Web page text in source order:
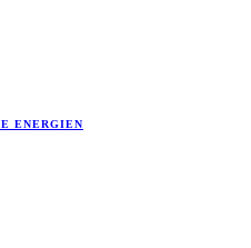
ENERGIEN